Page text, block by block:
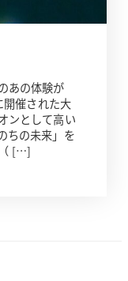
あの体験が
催された大
ンとして高い
ちの未来」を
[…]